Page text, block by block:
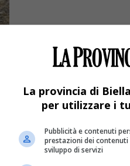
La provincia di
per utilizzare i
Pubblicità e contenuti
prestazioni dei contenuti
sviluppo di servizi